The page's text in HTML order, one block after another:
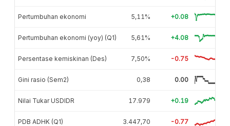
Pertumbuhan ekonomi 5,11% +0.08
Pertumbuhan ekonomi (yoy) (Q1) 5,61% +4.08
Persentase kemiskinan (Des) 7,50% -0.75
Gini rasio (Sem2) 0,38 0.00
Nilai Tukar USDIDR 17.979 +0.19
PDB ADHK (Q1) 3.447,70 -0.77